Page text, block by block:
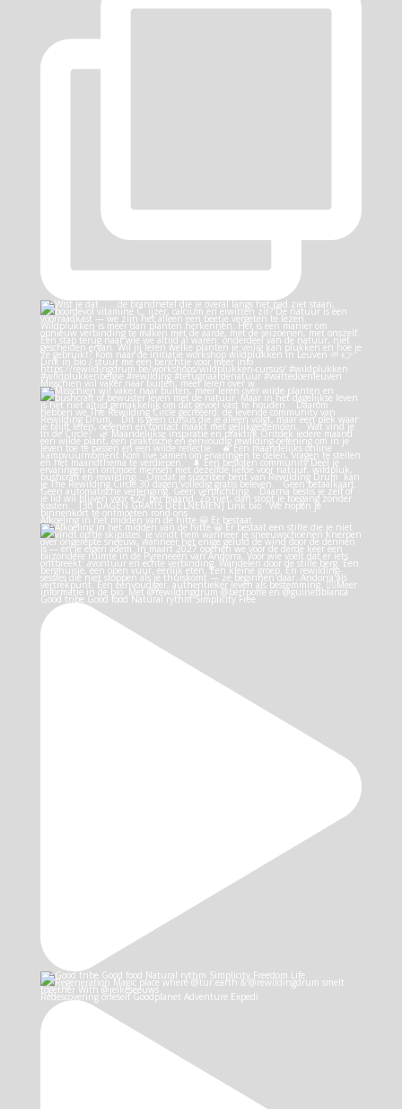
Misschien wil vaker naar buiten, meer leren over w
Afkoeling in het midden van de hitte 😀 Er bestaat
Good tribe Good food Natural rythm Simplicity Free
Redescovering oneself Goodplanet Adventure Expedi